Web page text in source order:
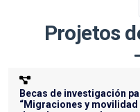
Projetos
Becas de investigación
“Migraciones y